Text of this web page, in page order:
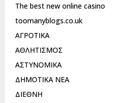
The best new online casino
toomanyblogs.co.uk
ΑΓΡΟΤΙΚΑ
ΑΘΛΗΤΙΣΜΟΣ
ΑΣΤΥΝΟΜΙΚΑ
ΔΗΜΟΤΙΚΑ ΝΕΑ
ΔΙΕΘΝΗ